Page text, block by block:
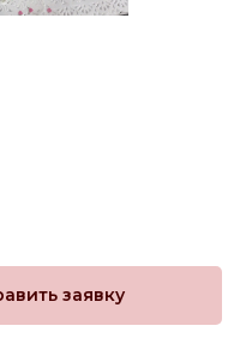
заявку